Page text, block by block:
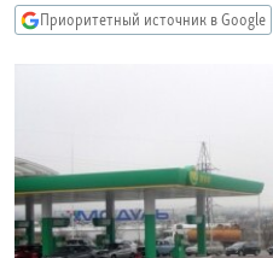
Вернутся
КАВКАЗ.РЕАЛИИ
РАСПИСАНИЕ ВЕЩАНИЯ
ПОДПИШИТЕСЬ НА
Приоритетный источник в Google